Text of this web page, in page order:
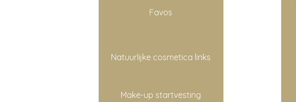
Favos
Natuurlijke cosmetica links
Make-up startvesting